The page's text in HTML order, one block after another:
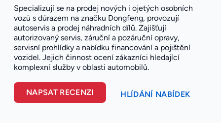
Specializují se na prodej nových i ojetých osobních
vozů s důrazem na značku Dongfeng, provozují
autoservis a prodej náhradních dílů. Zajišťují
autorizovaný servis, záruční a pozáruční opravy,
servisní prohlídky a nabídku financování a pojištění
vozidel. Jejich činnost ocení zákazníci hledající
komplexní služby v oblasti automobilů.
NAPSAT RECENZI HLÍDÁNÍ NABÍDEK